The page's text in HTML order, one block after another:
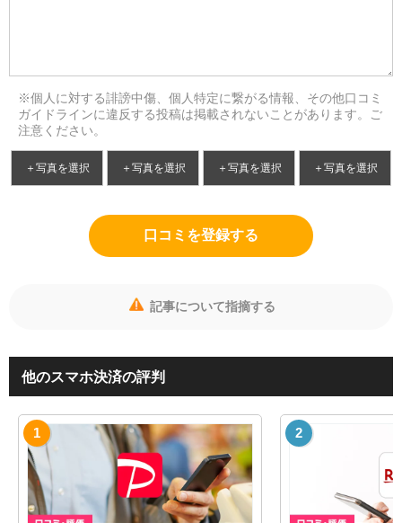
※個人に対する誹謗中傷、個人特定に繋がる情報、その他口コミ
ガイドラインに違反する投稿は掲載されないことがあります。ご
注意ください。
＋写真を選択 ＋写真を選択 ＋写真を選択 ＋写真を選択
口コミを登録する
記事について指摘する
他のスマホ決済の評判